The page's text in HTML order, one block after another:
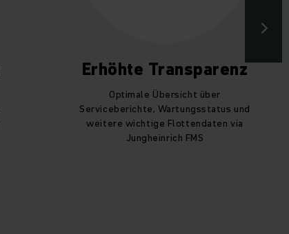
Erhöhte Transparenz
Optimale Übersicht über
Serviceberichte, Wartungsstatus und
weitere wichtige Flottendaten via
Jungheinrich FMS